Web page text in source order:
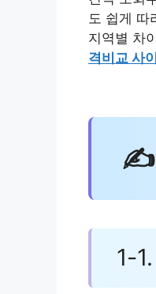
도 쉽게 따
지역별 차
격비교 사
✍
1-